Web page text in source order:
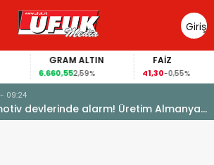
Giriş
Yap
GRAM ALTIN
6.660,552,59%
FAİZ
41,30-0,55%
09:24
devlerinde alarm! Üretim Almanya